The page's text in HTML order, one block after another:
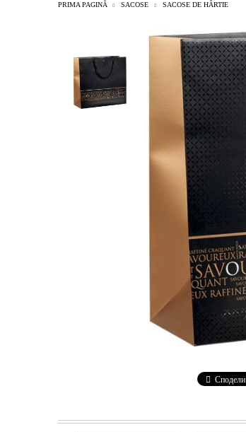
PRIMA PAGINĂ SACOSE SACOSE DE HÂRTIE
Сподели